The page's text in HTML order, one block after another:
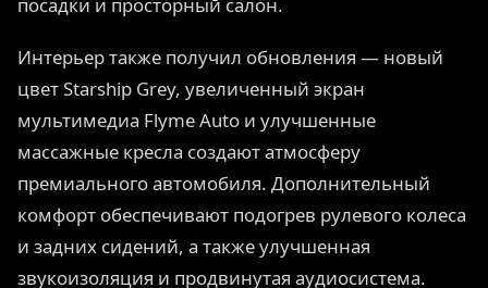
Интерьер также получил обновления — новый
цвет Starship Grey, увеличенный экран
мультимедиа Flyme Auto и улучшенные
массажные кресла создают атмосферу
премиального автомобиля. Дополнительный
комфорт обеспечивают подогрев рулевого колеса
и задних сидений, а также улучшенная
звукоизоляция и продвинутая аудиосистема.